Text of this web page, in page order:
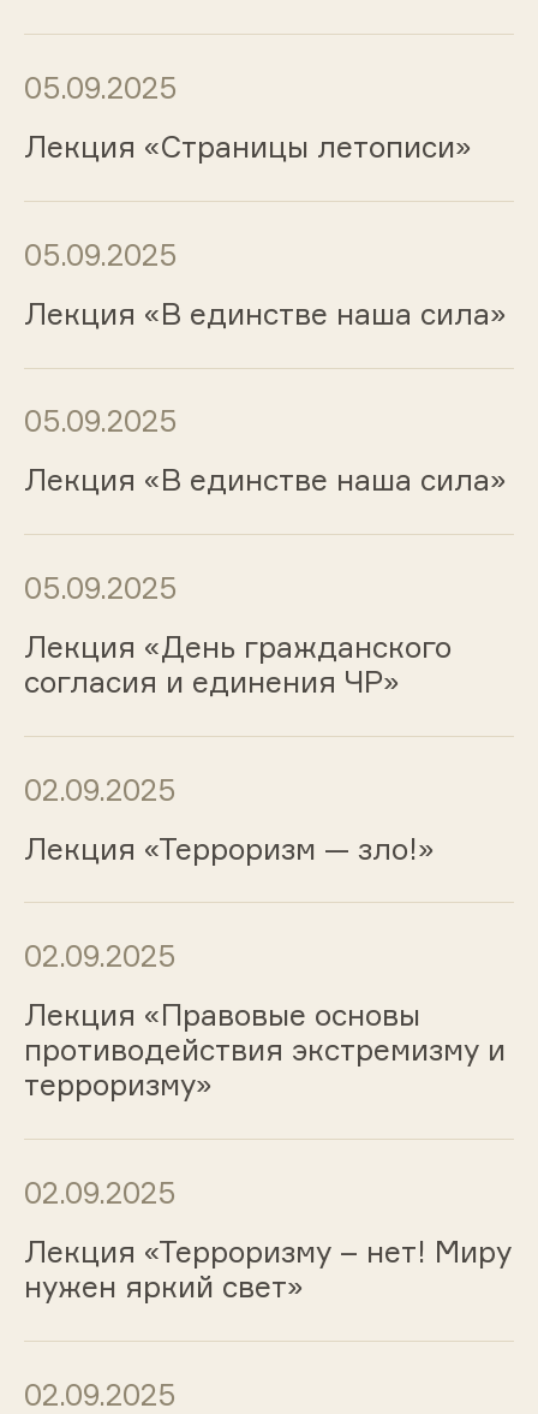
05.09.2025
Лекция «Страницы летописи»
05.09.2025
Лекция «В единстве наша сила»
05.09.2025
Лекция «В единстве наша сила»
05.09.2025
Лекция «День гражданского
согласия и единения ЧР»
02.09.2025
Лекция «Терроризм — зло!»
02.09.2025
Лекция «Правовые основы
противодействия экстремизму и
терроризму»
02.09.2025
Лекция «Терроризму – нет! Миру
нужен яркий свет»
02.09.2025